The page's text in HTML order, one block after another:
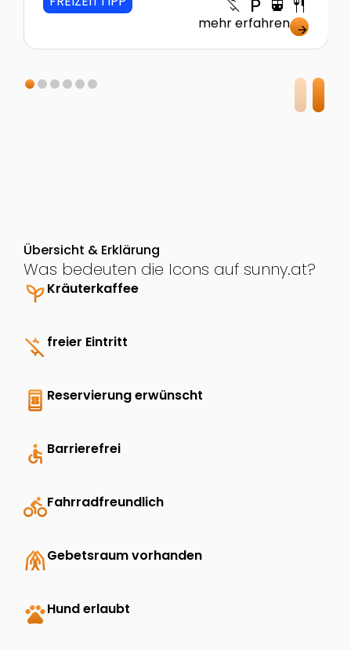
money_off local_parking directions_transit restaurant
mehr erfahren arrow_forward
Übersicht & Erklärung
Was bedeuten die Icons auf sunny.at?
psychiatryKräuterkaffee
money_off freier Eintritt
book_online Reservierung erwünscht
accessible Barrierefrei
directions_bikeFahrradfreundlich
folded_handsGebetsraum vorhanden
petsHund erlaubt